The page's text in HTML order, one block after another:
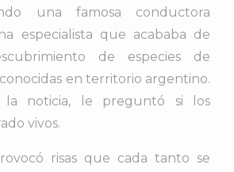
una famosa conductora
especialista que acababa de
de especies de
en territorio argentino.
la noticia, le preguntó si los
vivos.
risas que cada tanto se